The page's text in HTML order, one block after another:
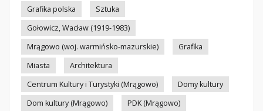
Grafika polska
Sztuka
Gołowicz, Wacław (1919-1983)
Mrągowo (woj. warmińsko-mazurskie)
Grafika
Miasta
Architektura
Centrum Kultury i Turystyki (Mrągowo)
Domy kultury
Dom kultury (Mrągowo)
PDK (Mrągowo)